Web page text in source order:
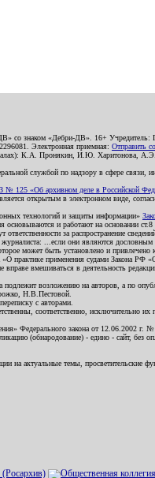
ДВ» со знаком «Дебри-ДВ». 16+
Электронная приемная: Отправить
началах): К.А. Пронякин, И.Ю.
службой по надзору в сфере связи,
№ 125 «Об архивном деле в Российской
открытым в электронном виде,
технологий и защиты информации»
основываются и работают на основании
за распространение
...если они являются
может быть установлено и привлечено
применения судами Закона РФ
вмешиваться в деятельность
возложению на авторов, а по
Н.В.Пестовой.
с авторами.
соответственно,
Федерального закона от 12.06.2002
(обнародование) - едино - сайт, без
на актуальные темы,